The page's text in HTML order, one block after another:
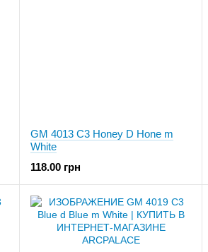
GM 4013 C3 Honey D Hone m
White
118.00 грн